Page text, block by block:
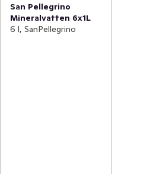
San Pellegrino
Mineralvatten 6x1L
6 l, SanPellegrino